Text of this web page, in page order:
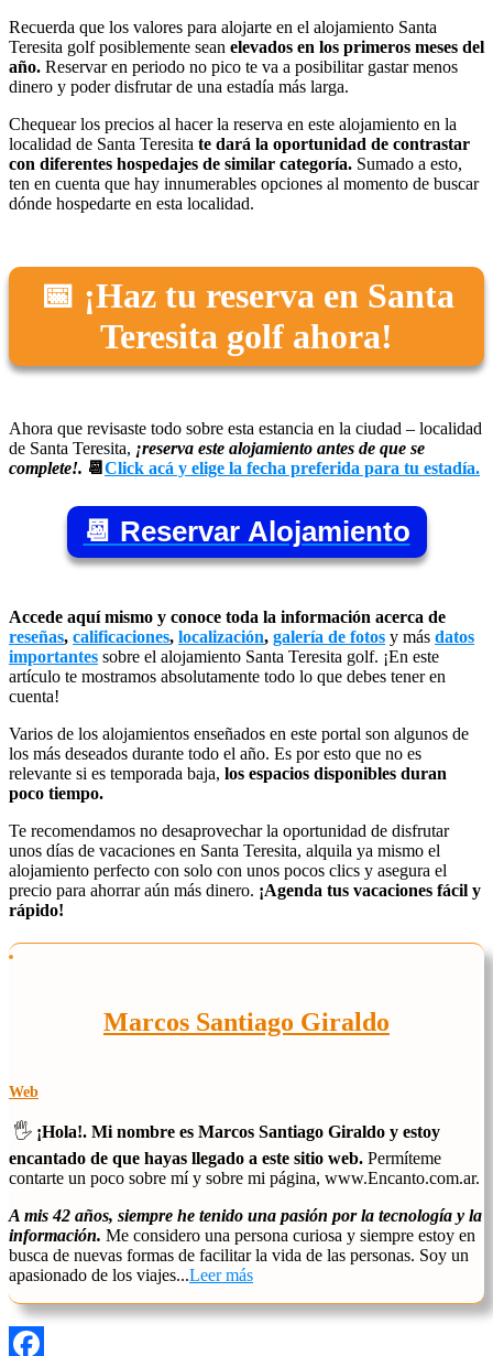
Recuerda que los valores para alojarte en el alojamiento Santa
Teresita golf posiblemente sean elevados en los primeros meses del
año. Reservar en periodo no pico te va a posibilitar gastar menos
dinero y poder disfrutar de una estadía más larga.
Chequear los precios al hacer la reserva en este alojamiento en la
localidad de Santa Teresita te dará la oportunidad de contrastar
con diferentes hospedajes de similar categoría. Sumado a esto,
ten en cuenta que hay innumerables opciones al momento de buscar
dónde hospedarte en esta localidad.
📅 ¡Haz tu reserva en Santa
Teresita golf ahora!
Ahora que revisaste todo sobre esta estancia en la ciudad – localidad
de Santa Teresita, ¡reserva este alojamiento antes de que se
complete!. 📆 Click acá y elige la fecha preferida para tu estadía.
📆 Reservar Alojamiento
Accede aquí mismo y conoce toda la información acerca de
reseñas, calificaciones, localización, galería de fotos y más datos
importantes sobre el alojamiento Santa Teresita golf. ¡En este
artículo te mostramos absolutamente todo lo que debes tener en
cuenta!
Varios de los alojamientos enseñados en este portal son algunos de
los más deseados durante todo el año. Es por esto que no es
relevante si es temporada baja, los espacios disponibles duran
poco tiempo.
Te recomendamos no desaprovechar la oportunidad de disfrutar
unos días de vacaciones en Santa Teresita, alquila ya mismo el
alojamiento perfecto con solo con unos pocos clics y asegura el
precio para ahorrar aún más dinero. ¡Agenda tus vacaciones fácil y
rápido!
Marcos Santiago Giraldo
Web
🖐️ ¡Hola!. Mi nombre es Marcos Santiago Giraldo y estoy
encantado de que hayas llegado a este sitio web. Permíteme
contarte un poco sobre mí y sobre mi página, www.Encanto.com.ar.
A mis 42 años, siempre he tenido una pasión por la tecnología y la
información. Me considero una persona curiosa y siempre estoy en
busca de nuevas formas de facilitar la vida de las personas. Soy un
apasionado de los viajes...Leer más